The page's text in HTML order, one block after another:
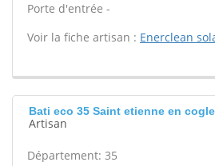
Porte d'entrée -
Voir la fiche artisan : Enerclean
Bati eco 35 Saint etienne en
Artisan
Département: 35